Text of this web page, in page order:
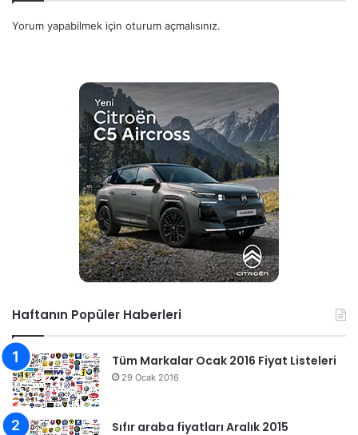
Yorum yapabilmek için oturum açmalısınız.
Haftanın Popüler Haberleri
Tüm Markalar Ocak 2016 Fiyat Listeleri
29 Ocak 2016
Sıfır araba fiyatları Aralık 2015